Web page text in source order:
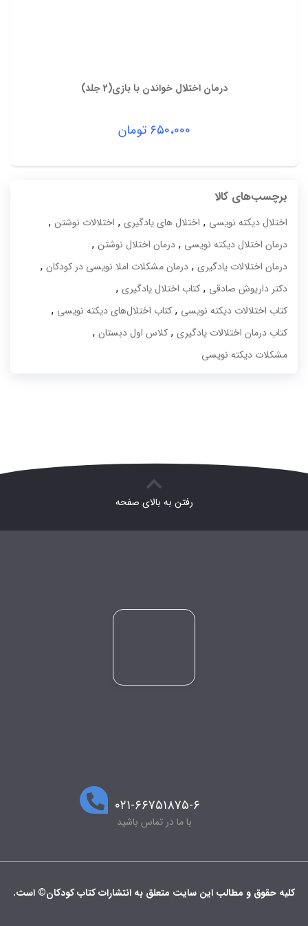
درمان اختلال خواندن با بازی(2 جلد)
۶۵۰،۰۰۰ تومان
برچسب‌های کالا
اختلال دیکته نویسی , اختلال های یادگیری , اختلالات نوشتن ,
درمان اختلال دیکته نویسی , درمان اختلال نوشتن ,
درمان اختلالات یادگیری , درمان مشکلات املا نویسی در کودکان ,
دکتر داریوش صادقی , کتاب اختلال یادگیری ,
کتاب اختلالات دیکته نویسی , کتاب اختلال‌های دیکته نویسی ,
کتاب درمان اختلالات یادگیری , کلاس اول دبستان ,
مشکلات دیکته نویسی
رفتن به بالای صفحه
۰۲۱-۶۶۷۵۱۸۷۵-۶
با ما در تماس باشید
کلیه حقوق و مطالب این سایت متعلق به انتشارات کتاب کودکان© است.